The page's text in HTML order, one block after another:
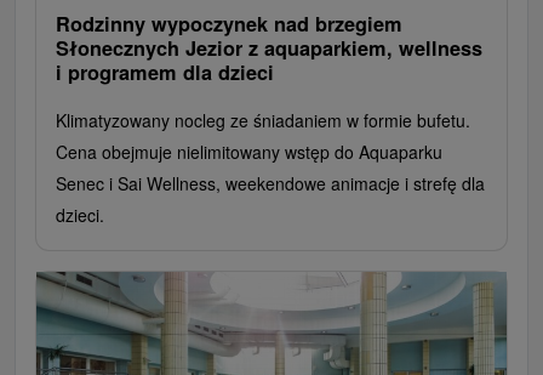
Rodzinny wypoczynek nad brzegiem
Słonecznych Jezior z aquaparkiem, wellness
i programem dla dzieci
Klimatyzowany nocleg ze śniadaniem w formie bufetu.
Cena obejmuje nielimitowany wstęp do Aquaparku
Senec i Sai Wellness, weekendowe animacje i strefę dla
dzieci.